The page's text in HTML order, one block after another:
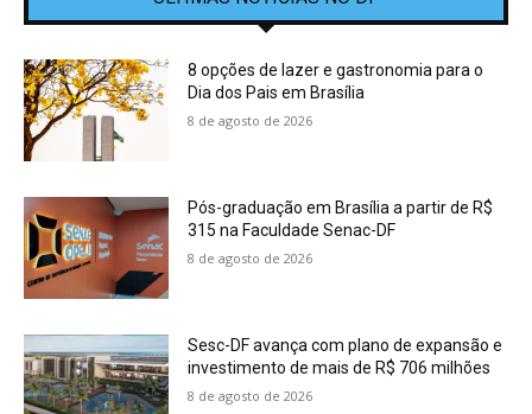
8 opções de lazer e gastronomia para o
Dia dos Pais em Brasília
8 de agosto de 2026
Pós-graduação em Brasília a partir de R$
315 na Faculdade Senac-DF
8 de agosto de 2026
Sesc-DF avança com plano de expansão e
investimento de mais de R$ 706 milhões
8 de agosto de 2026